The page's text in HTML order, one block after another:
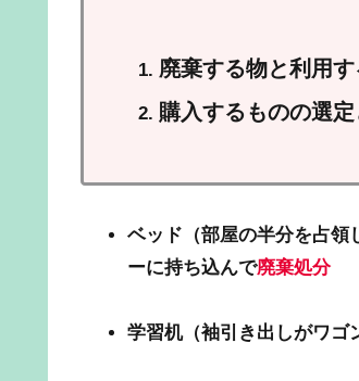
廃棄する物と利用す
購入するものの選
ベッド（部屋の半分を占
ーに持ち込んで廃棄処分
学習机（袖引き出しがワ